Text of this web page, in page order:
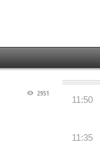
2951
11:50
11:35